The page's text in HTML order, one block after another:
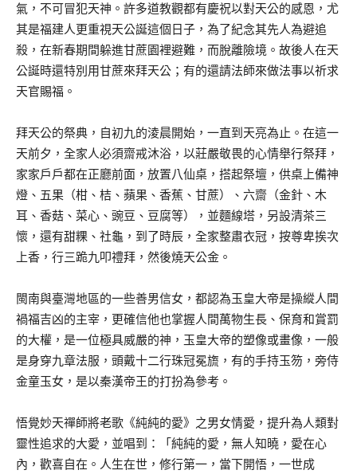
氣，不可冒犯天神。許多道教觀都有慶祝以對天公的感恩，尤
其是福建人更重視天公誕這個日子，為了紀念其先人為避追
殺，在新春期間躲進甘蔗園裡避難，而脫離險境。故後人在天
公誕時還特別用甘蔗來拜天公；有的還請法師來做法事以祈求
天官賜福。
拜天公的祭典，自初九的淩晨開始，一直到天亮為止。在這一
天前夕，全家人必須齋戒沐浴，以莊嚴敬畏的心情舉行祭拜，
家家戶戶都在正廳前面，放置八仙桌，搭起祭壇，供桌上備神
燈、五果（柑、桔、蘋果、香蕉、甘蔗）、六齋（金針、木
耳、香菇、菜心、豌豆、豆腐等），並麵線塔，另設清茶三
懷，還有甜粿、社龜，到了時辰，全家整肅衣冠，按尊卑挨次
上香，行三跪九叩禮拜，然後燒天公金。
閩南與臺灣地區的一些善男信女，都認為玉皇大帝是操縱人間
禍福吉凶的主宰，更確信他也掌握人間萬物生長、保育和賞罰
的大權，是一位極具威嚴的神，玉皇大帝的塑像或畫像，一般
是身穿九章法服，頭戴十二行珠冠冕旒，有的手持玉笏，旁侍
金童玉女，是以秦漢帝王的打扮為參考。
悟覺妙天禪師將老歌《純純的愛》之男女情愛，提升為人類對
靈性追求的大愛，並唱到：「純純的愛，無人知曉，愛在心
內，歡喜自在。人生在世，修行第一，當下開悟，一世成